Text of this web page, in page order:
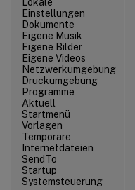
Einstellungen
Dokumente
Eigene Musik
Eigene Bilder
Eigene Videos
Netzwerkumgebung
Druckumgebung
Programme
Aktuell
Startmenü
Vorlagen
Temporäre
Internetdateien
SendTo
Startup
Systemsteuerung